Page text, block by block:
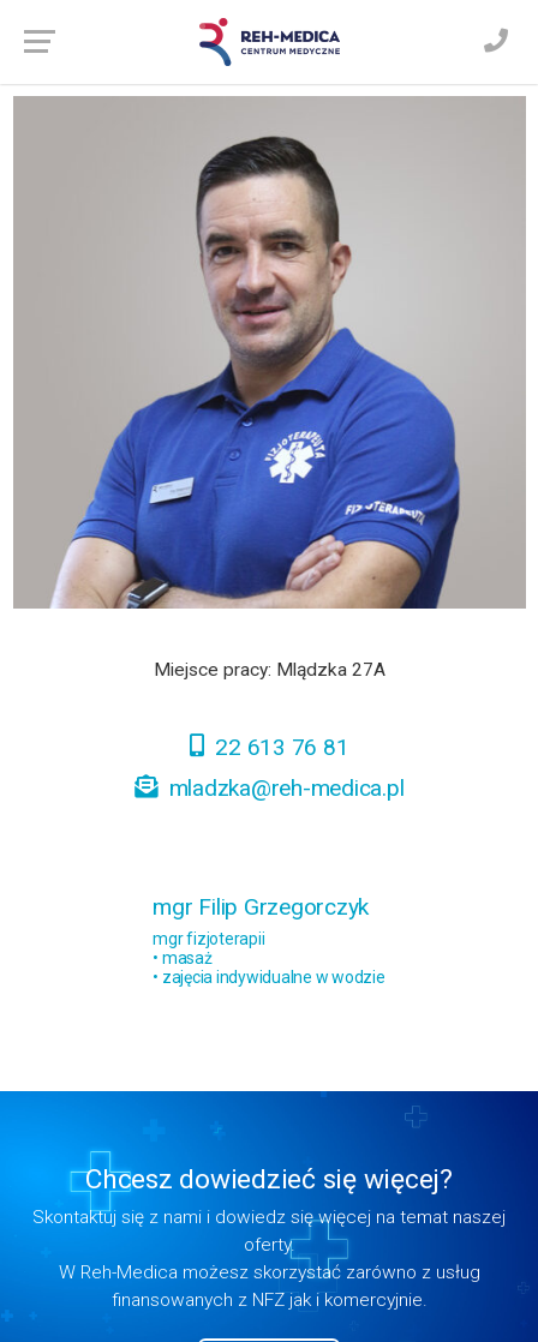
Miejsce pracy: Mlądzka 27A
22 613 76 81
mladzka@reh-medica.pl
mgr Filip Grzegorczyk
mgr fizjoterapii
• masaż
• zajęcia indywidualne w wodzie
Chcesz dowiedzieć się więcej?
Skontaktuj się z nami i dowiedz się więcej na temat naszej
oferty.
W Reh-Medica możesz skorzystać zarówno z usług
finansowanych z NFZ jak i komercyjnie.